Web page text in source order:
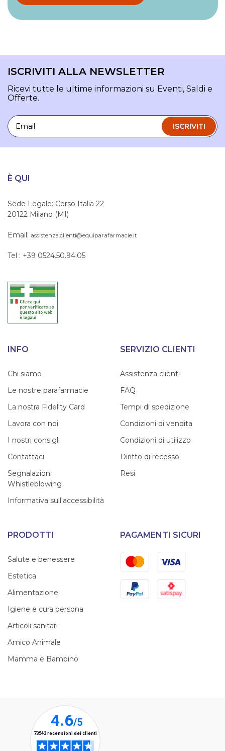
ISCRIVITI ALLA NEWSLETTER
Ricevi tutte le ultime informazioni su Eventi, Saldi e
Offerte.
Email
ISCRIVITI
È QUI
Sede Legale: Corso Italia 22
20122 Milano (MI)
Email: assistenza.clienti@equiparafarmacie.it
Tel : +39 0524.50.94.05
INFO
Chi siamo
Le nostre parafarmacie
La nostra Fidelity Card
Lavora con noi
I nostri consigli
Contattaci
Segnalazioni
Whistleblowing
Informativa sull'accessibilità
SERVIZIO CLIENTI
Assistenza clienti
FAQ
Tempi di spedizione
Condizioni di vendita
Condizioni di utilizzo
Diritto di recesso
Resi
PRODOTTI
Salute e benessere
Estetica
Alimentazione
Igiene e cura persona
Articoli sanitari
Amico Animale
Mamma e Bambino
PAGAMENTI SICURI
MastercardVisa
PayPal Satispay